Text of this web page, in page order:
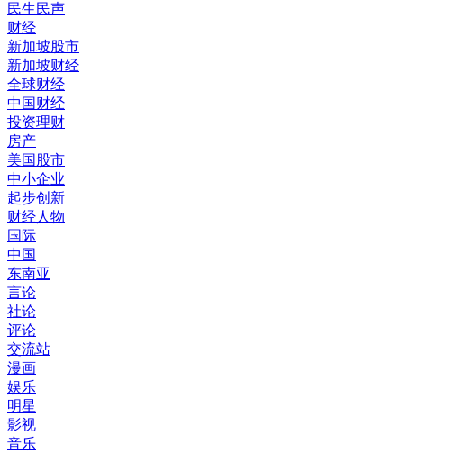
民生民声
财经
新加坡股市
新加坡财经
全球财经
中国财经
投资理财
房产
美国股市
中小企业
起步创新
财经人物
国际
中国
东南亚
言论
社论
评论
交流站
漫画
娱乐
明星
影视
音乐